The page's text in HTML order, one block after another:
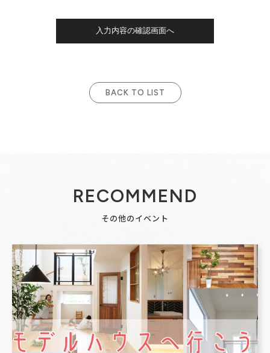
BACK TO LIST
RECOMMEND
その他のイベント